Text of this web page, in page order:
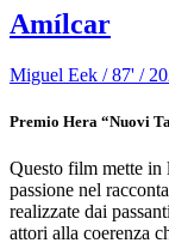
Amílcar
Miguel Eek / 87' /
Premio Hera “Nuovi
Questo film mette in
passione nel
realizzate dai
attori alla coerenza